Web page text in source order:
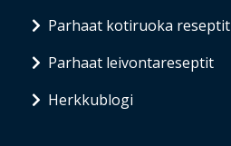
Parhaat kotiruoka reseptit
Parhaat leivontareseptit
Herkkublogi